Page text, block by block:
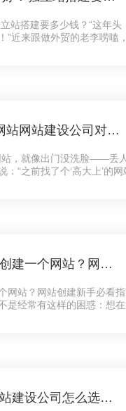
站搭建要多少钱？“这年头
”近来跟做外贸的老李唠嗑
网站制作公司推荐：3家网站网站建设公司对比，公司网站制作需要多少钱？
站，就像出门没洗脸——丢
“之前找了个‘高大上’的
如何创建网站？怎么自己创建一个网站？网站创建新手必看指南！
网站？网站创建新手必看
是经常有这样的困惑：想
网站建设公司哪家好？网站建设公司怎么选才靠谱？